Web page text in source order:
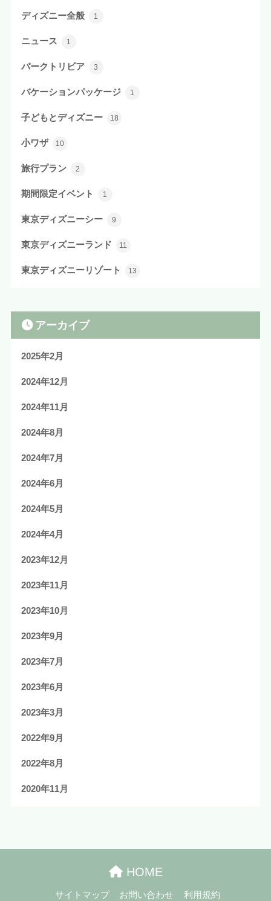
ディズニー全般 1
ニュース 1
パークトリビア 3
バケーションパッケージ 1
子どもとディズニー 18
小ワザ 10
旅行プラン 2
期間限定イベント 1
東京ディズニーシー 9
東京ディズニーランド 11
東京ディズニーリゾート 13
アーカイブ
2025年2月
2024年12月
2024年11月
2024年8月
2024年7月
2024年6月
2024年5月
2024年4月
2023年12月
2023年11月
2023年10月
2023年9月
2023年7月
2023年6月
2023年3月
2022年9月
2022年8月
2020年11月
HOME
サイトマップ お問い合わせ 利用規約